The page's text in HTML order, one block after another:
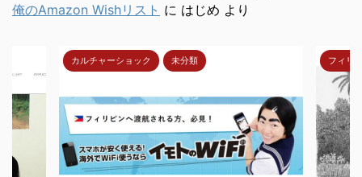
俺のAmazon Wishリスト に はじめ より
カルチャーショック 未分類 フィリ